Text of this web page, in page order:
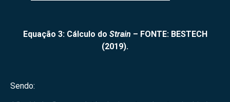
Equação 3: Cálculo do Strain – FONTE: BESTECH
(2019).
Sendo: